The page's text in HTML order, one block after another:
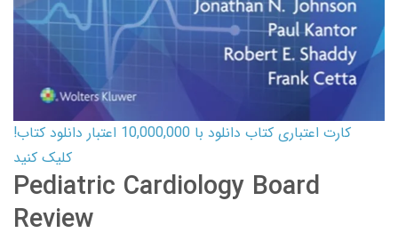
کارت اعتباری کتاب دانلود با 10,000,000 اعتبار دانلود کتاب!
کلیک کنید
Pediatric Cardiology Board
Review